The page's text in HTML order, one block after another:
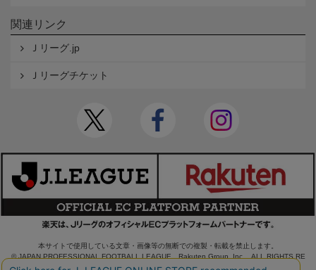
関連リンク
Ｊリーグ.jp
Ｊリーグチケット
本サイトで使用している文章・画像等の無断での複製・転載を禁止します。
© JAPAN PROFESSIONAL FOOTBALL LEAGUE Rakuten Group, Inc. ALL RIGHTS RE
SERVED.